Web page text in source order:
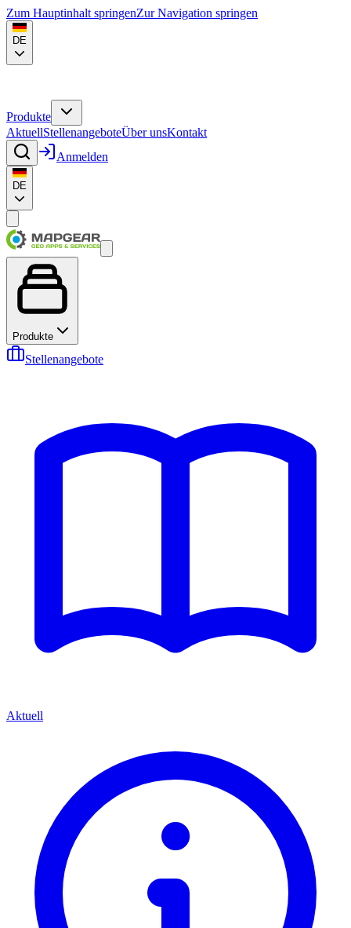
Zum Hauptinhalt springenZur Navigation springen
DE
Produkte
AktuellStellenangeboteÜber unsKontakt
Anmelden
DE
Produkte
Stellenangebote
Aktuell